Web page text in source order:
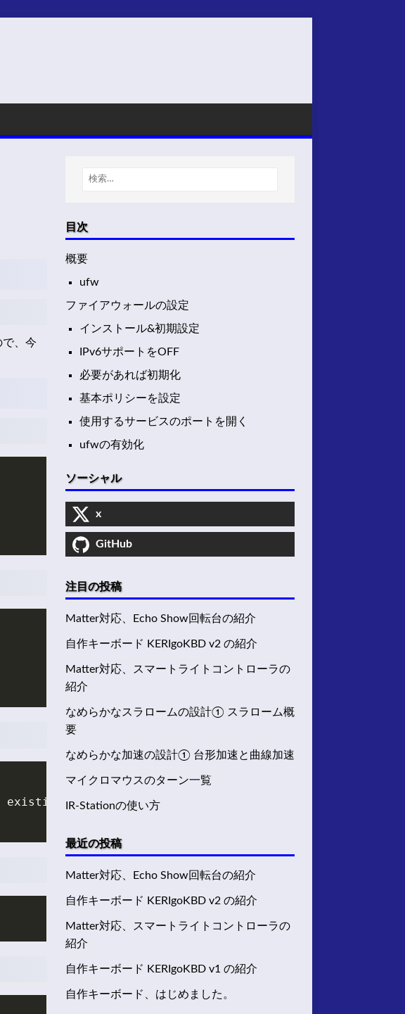
、今
ssh connections. Proceed with operation
目次
概要
ufw
ファイアウォールの設定
インストール&初期設定
IPv6サポートをOFF
必要があれば初期化
基本ポリシーを設定
使用するサービスのポートを開く
ufwの有効化
ソーシャル
x
GitHub
注目の投稿
Matter対応、Echo Show回転台の紹介
自作キーボード KERIgoKBD v2 の紹介
Matter対応、スマートライトコントローラの
紹介
なめらかなスラロームの設計① スラローム概
要
なめらかな加速の設計① 台形加速と曲線加速
マイクロマウスのターン一覧
IR-Stationの使い方
最近の投稿
Matter対応、Echo Show回転台の紹介
自作キーボード KERIgoKBD v2 の紹介
Matter対応、スマートライトコントローラの
紹介
自作キーボード KERIgoKBD v1 の紹介
自作キーボード、はじめました。